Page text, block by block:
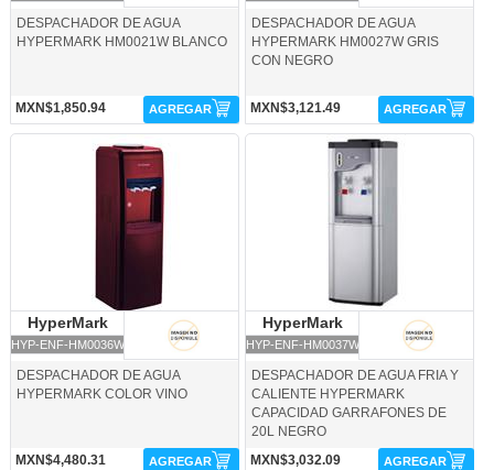
DESPACHADOR DE AGUA
HYPERMARK HM0021W BLANCO
MXN$1,850.94 AGREGAR
DESPACHADOR DE AGUA
HYPERMARK HM0027W GRIS
CON NEGRO
MXN$3,121.49 AGREGAR
HYP-ENF-HM0036W-HyperMark
HyperMark
HYP-ENF-HM0036W
HyperMark
DESPACHADOR DE AGUA
HYPERMARK COLOR VINO
MXN$4,480.31 AGREGAR
HYP-ENF-HM0037W-HyperMark
HyperMark
HYP-ENF-HM0037W
HyperMark
DESPACHADOR DE AGUA FRIA Y
CALIENTE HYPERMARK
CAPACIDAD GARRAFONES DE
20L NEGRO
MXN$3,032.09
AGREGAR